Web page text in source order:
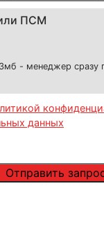
ПСМ
- менеджер сразу
данных